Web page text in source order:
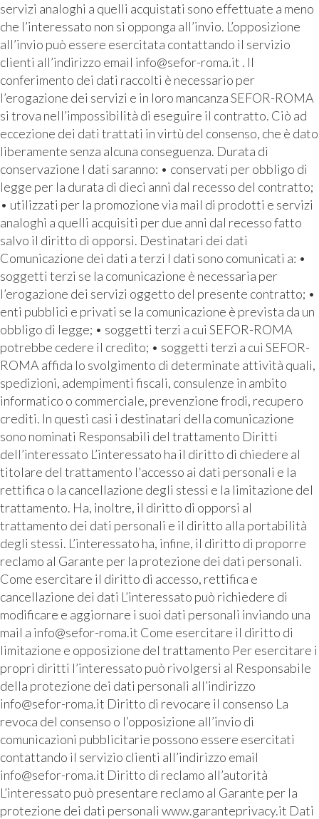
servizi analoghi a quelli acquistati sono effettuate a meno
che l’interessato non si opponga all’invio. L’opposizione
all’invio può essere esercitata contattando il servizio
clienti all’indirizzo email info@sefor-roma.it . Il
conferimento dei dati raccolti è necessario per
l’erogazione dei servizi e in loro mancanza SEFOR-ROMA
si trova nell’impossibilità di eseguire il contratto. Ciò ad
eccezione dei dati trattati in virtù del consenso, che è dato
liberamente senza alcuna conseguenza. Durata di
conservazione I dati saranno: • conservati per obbligo di
legge per la durata di dieci anni dal recesso del contratto;
• utilizzati per la promozione via mail di prodotti e servizi
analoghi a quelli acquisiti per due anni dal recesso fatto
salvo il diritto di opporsi. Destinatari dei dati
Comunicazione dei dati a terzi I dati sono comunicati a: •
soggetti terzi se la comunicazione è necessaria per
l’erogazione dei servizi oggetto del presente contratto; •
enti pubblici e privati se la comunicazione è prevista da un
obbligo di legge; • soggetti terzi a cui SEFOR-ROMA
potrebbe cedere il credito; • soggetti terzi a cui SEFOR-
ROMA affida lo svolgimento di determinate attività quali,
spedizioni, adempimenti fiscali, consulenze in ambito
informatico o commerciale, prevenzione frodi, recupero
crediti. In questi casi i destinatari della comunicazione
sono nominati Responsabili del trattamento Diritti
dell’interessato L’interessato ha il diritto di chiedere al
titolare del trattamento l'accesso ai dati personali e la
rettifica o la cancellazione degli stessi e la limitazione del
trattamento. Ha, inoltre, il diritto di opporsi al
trattamento dei dati personali e il diritto alla portabilità
degli stessi. L’interessato ha, infine, il diritto di proporre
reclamo al Garante per la protezione dei dati personali.
Come esercitare il diritto di accesso, rettifica e
cancellazione dei dati L’interessato può richiedere di
modificare e aggiornare i suoi dati personali inviando una
mail a info@sefor-roma.it Come esercitare il diritto di
limitazione e opposizione del trattamento Per esercitare i
propri diritti l’interessato può rivolgersi al Responsabile
della protezione dei dati personali all’indirizzo
info@sefor-roma.it Diritto di revocare il consenso La
revoca del consenso o l’opposizione all’invio di
comunicazioni pubblicitarie possono essere esercitati
contattando il servizio clienti all’indirizzo email
info@sefor-roma.it Diritto di reclamo all’autorità
L’interessato può presentare reclamo al Garante per la
protezione dei dati personali www.garanteprivacy.it Dati